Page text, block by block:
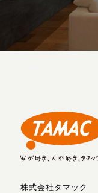
株式会社タマック